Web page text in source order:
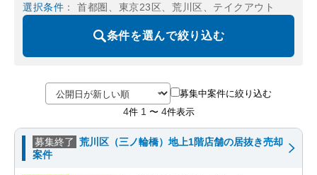
選択条件 ： 首都圏、東京23区、荒川区、テイクアウト
条件を選んで絞り込む
募集中案件に絞り込む
4件 1 〜 4件表示
募集終了 荒川区（三ノ輪橋）地上1階店舗の居抜き売却
案件